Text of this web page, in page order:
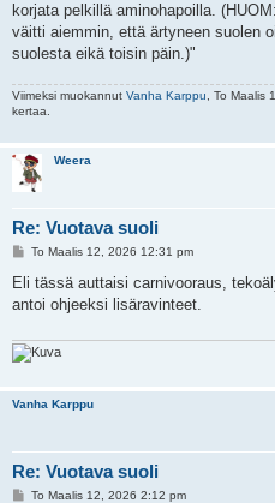
korjata pelkillä aminohapoilla.
väitti aiemmin, että ärtyneen suolen
suolesta eikä toisin päin.)"
Viimeksi muokannut Vanha Karppu , To
kertaa.
Weera
Re: Vuotava suoli
V
e
t
To Maalis 12, 2026 12:31 pm
Eli tässä auttaisi carnivooraus,
antoi ohjeeksi lisäravinteet.
Vanha Karppu
Re: Vuotava suoli
VTo Maalis 12, 2026 2:12 pm